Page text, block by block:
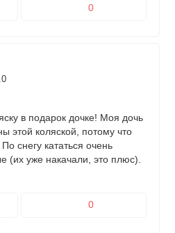
0
в подарок дочке! Моя дочь
этой коляской, потому что
снегу кататься очень
(их уже накачали, это плюс).
сколько прослужит,
0